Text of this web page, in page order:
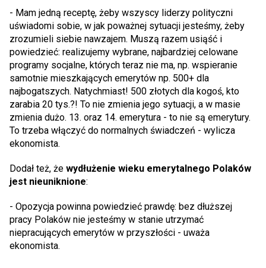
- Mam jedną receptę, żeby wszyscy liderzy polityczni
uświadomi sobie, w jak poważnej sytuacji jesteśmy, żeby
zrozumieli siebie nawzajem. Muszą razem usiąść i
powiedzieć: realizujemy wybrane, najbardziej celowane
programy socjalne, których teraz nie ma, np. wspieranie
samotnie mieszkających emerytów np. 500+ dla
najbogatszych. Natychmiast! 500 złotych dla kogoś, kto
zarabia 20 tys.?! To nie zmienia jego sytuacji, a w masie
zmienia dużo. 13. oraz 14. emerytura - to nie są emerytury.
To trzeba włączyć do normalnych świadczeń - wylicza
ekonomista.
Dodał też, że wydłużenie wieku emerytalnego Polaków
jest nieuniknione:
- Opozycja powinna powiedzieć prawdę: bez dłuższej
pracy Polaków nie jesteśmy w stanie utrzymać
niepracujących emerytów w przyszłości - uważa
ekonomista.